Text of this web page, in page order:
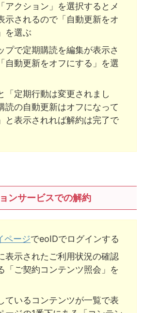
アクション」を選択するとメ
示されるので「自動更新をオ
を選ぶ
プで定期購読を編集が表示さ
自動更新をオフにする」を選
「定期行動は変更されまし
の自動更新はオフになって
と表示されれば解約は完了で
ンサービスでの解約
ページでeoIDでログインする
表示されたご利用状況の確認
「ご契約コンテンツ照会」を
ているコンテンツが一覧で表